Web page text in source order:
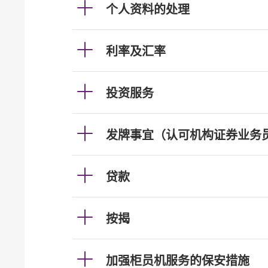
个人资料的处理
利率及汇率
投资服务
发牌事宜（认可机构证券业务
贷款
按揭
加强柜员机服务的保安措施